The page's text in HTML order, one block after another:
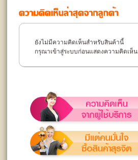
ยังไม่มีความคิดเห็นสำหรับสินค้านี้
กรุณาเข้าสู่ระบบก่อนแสดงความคิดเห็น